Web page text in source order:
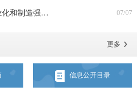
《湖南省推进新型工业化和制造强省建设“十五五”规划》解读 07/07
更多
信息公开目录